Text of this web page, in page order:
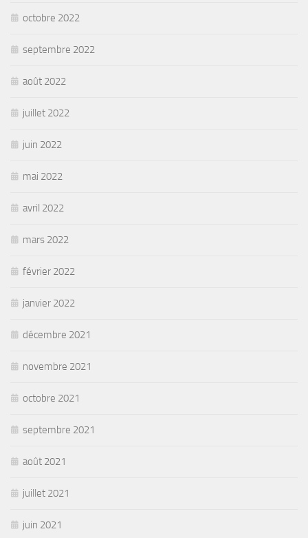
octobre 2022
septembre 2022
août 2022
juillet 2022
juin 2022
mai 2022
avril 2022
mars 2022
février 2022
janvier 2022
décembre 2021
novembre 2021
octobre 2021
septembre 2021
août 2021
juillet 2021
juin 2021